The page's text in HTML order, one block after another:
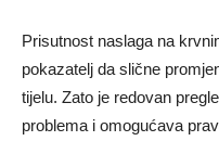
Prisutnost naslaga na
pokazatelj da slične
tijelu. Zato je redovan
problema i omogućava